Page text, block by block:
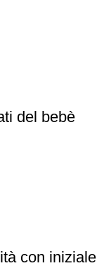
del bebè
con iniziale